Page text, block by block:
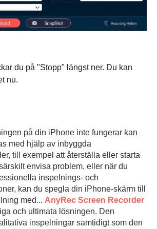
du på "Stopp" längst ner. Du kan
nu.
på din iPhone inte fungerar kan
med hjälp av inbyggda
till exempel att återställa eller starta
envisa problem, eller när du
inspelnings- och
kan du spegla din iPhone-skärm till
med... AnyRec Screen Recorder
och ultimata lösningen. Den
inspelningar samtidigt som den